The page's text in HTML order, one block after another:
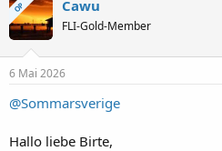
l
l
e
r
l
l
a
OP Cawu
FLI-Gold-Member
6 Mai 2026
@Sommarsverige
Hallo liebe Birte,